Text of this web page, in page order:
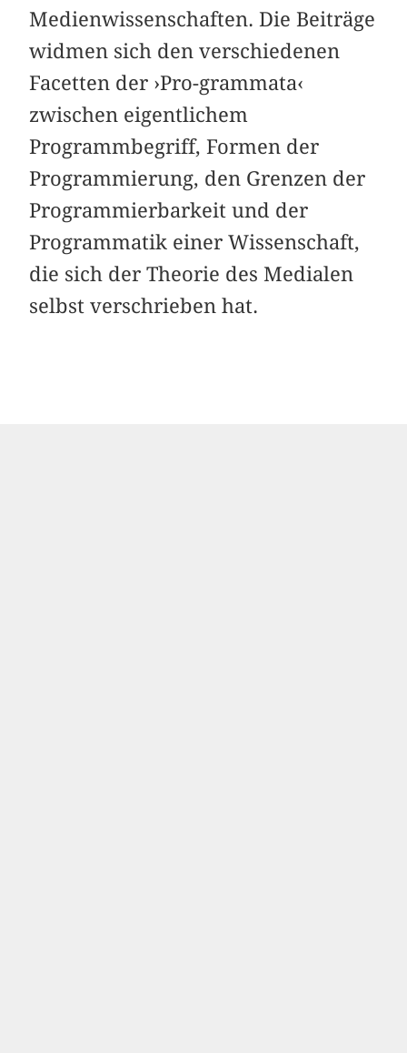
Medienwissenschaften. Die Beiträge
widmen sich den verschiedenen
Facetten der ›Pro-grammata‹
zwischen eigentlichem
Programmbegriff, Formen der
Programmierung, den Grenzen der
Programmierbarkeit und der
Programmatik einer Wissenschaft,
die sich der Theorie des Medialen
selbst verschrieben hat.